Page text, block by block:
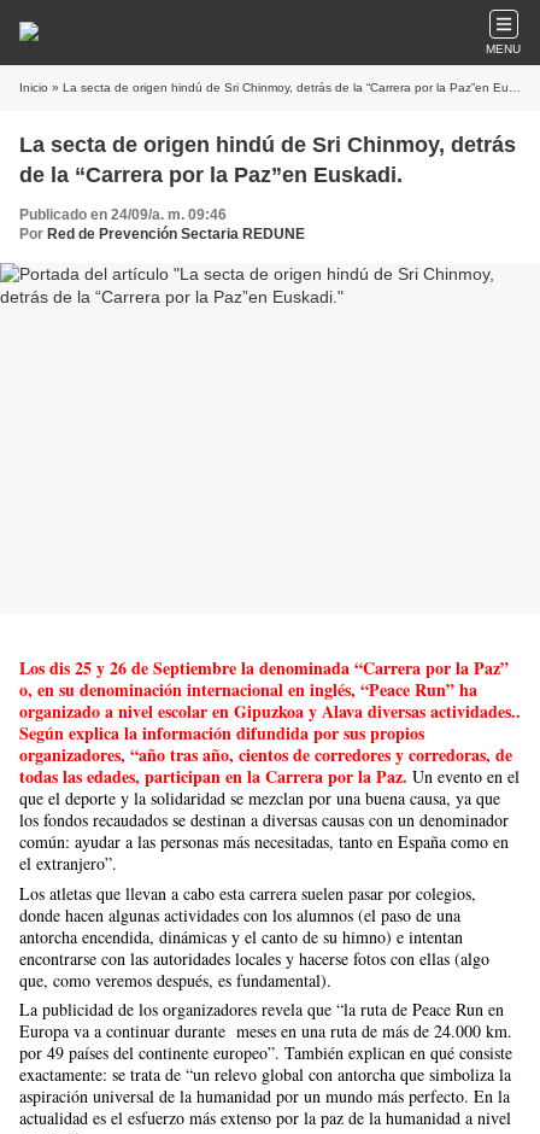
MENU
Inicio » La secta de origen hindú de Sri Chinmoy, detrás de la “Carrera por la Paz”en Euskadi.
La secta de origen hindú de Sri Chinmoy, detrás
de la “Carrera por la Paz”en Euskadi.
Publicado en 24/09/a. m. 09:46
Por Red de Prevención Sectaria REDUNE
Los dis 25 y 26 de Septiembre la denominada “Carrera por la Paz”
o, en su denominación internacional en inglés, “Peace Run” ha
organizado a nivel escolar en Gipuzkoa y Alava diversas actividades..
Según explica la información difundida por sus propios
organizadores, “año tras año, cientos de corredores y corredoras, de
todas las edades, participan en la Carrera por la Paz. Un evento en el
que el deporte y la solidaridad se mezclan por una buena causa, ya que
los fondos recaudados se destinan a diversas causas con un denominador
común: ayudar a las personas más necesitadas, tanto en España como en
el extranjero”.
Los atletas que llevan a cabo esta carrera suelen pasar por colegios,
donde hacen algunas actividades con los alumnos (el paso de una
antorcha encendida, dinámicas y el canto de su himno) e intentan
encontrarse con las autoridades locales y hacerse fotos con ellas (algo
que, como veremos después, es fundamental).
La publicidad de los organizadores revela que “la ruta de Peace Run en
Europa va a continuar durante meses en una ruta de más de 24.000 km.
por 49 países del continente europeo”. También explican en qué consiste
exactamente: se trata de “un relevo global con antorcha que simboliza la
aspiración universal de la humanidad por un mundo más perfecto. En la
actualidad es el esfuerzo más extenso por la paz de la humanidad a nivel